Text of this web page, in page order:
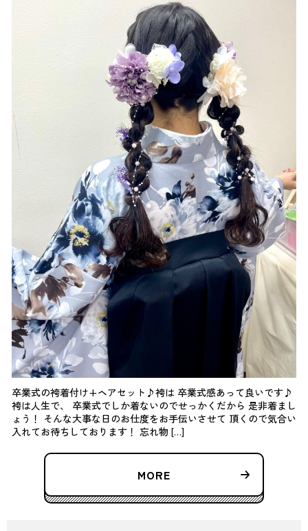
卒業式の袴着付け+ヘアセット♪袴は 卒業式感あって良いです♪
袴は人生で、 卒業式でしか着ないのでせっかくだから 是非着まし
ょう！ そんな大事な日のお仕度をお手伝いさせて 頂くので気合い
入れてお待ちしております！ 忘れ物 […]
MORE